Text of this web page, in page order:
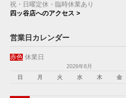
祝・日曜定休・臨時休業あり
四ッ谷店へのアクセス >
営業日カレンダー
赤色 休業日
2026年8月
日
月 火 水 木 金